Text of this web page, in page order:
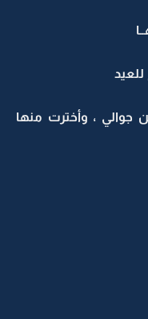
جوالي ، وأخترت منها